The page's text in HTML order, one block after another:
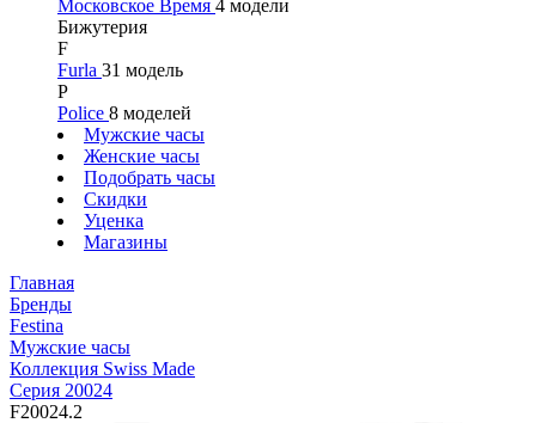
Московское Время 4 модели
Бижутерия
F
Furla 31 модель
P
Police 8 моделей
Мужские часы
Женские часы
Подобрать часы
Скидки
Уценка
Магазины
Главная
Бренды
Festina
Мужские часы
Коллекция Swiss Made
Серия 20024
F20024.2